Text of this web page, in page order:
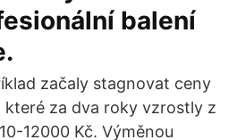
balení
začaly stagnovat ceny
za dva roky vzrostly z
12000 Kč. Výměnou